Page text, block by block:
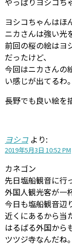
ヨシコちゃんはほ
ニカさんは強い光
前回の桜の絵はヨ
だったけど、
今回はニカさんの
い感じが出てるわ。
長野でも良い絵を
ヨシコ より:
2019年5月3日 10:52 PM
カネゴン
先日塩船観音に行
外国人観光客が一
今日も塩船観音辺
近くにあるから当
はるばる外国から
ツツジ寺なんだね。